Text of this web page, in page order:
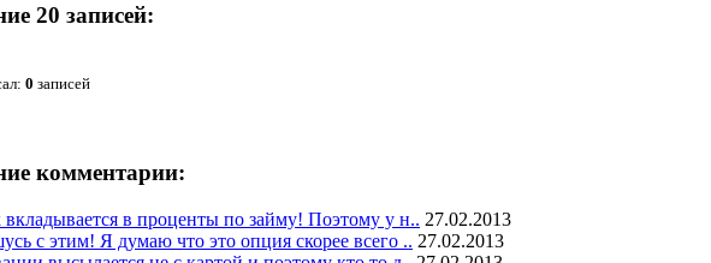
20 записей:
0 записей
комментарии:
вкладывается в проценты по займу! Поэтому у н.. 27.02.2013
с этим! Я думаю что это опция скорее всего .. 27.02.2013